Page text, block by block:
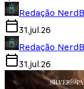
Redação
31.jul.26
Redação
31.jul.26